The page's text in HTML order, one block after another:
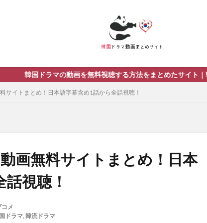
無料視聴する方法をまとめたサイト｜韓流ドラマを視聴する際
サイトまとめ！日本語字幕含め1話から全話視聴！
画無料サイトまとめ！日本
視聴！
メ
ドラマ, 韓流ドラマ